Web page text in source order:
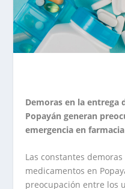
Demoras en la entrega
Popayán generan
emergencia en farmacia
Las constantes
medicamentos en
preocupación entre los